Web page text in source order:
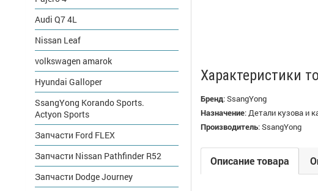
Характеристики
Бренд:SsangYong
Назначение:Детали кузова и
Производитель:SsangYong
Описание товара
Audi Q7 4L
Nissan Leaf
volkswagen amarok
Hyundai Galloper
SsangYong Korando Sports.
Actyon Sports
Запчасти Ford FLEX
Запчасти Nissan Pathfinder R52
Запчасти Dodge Journey